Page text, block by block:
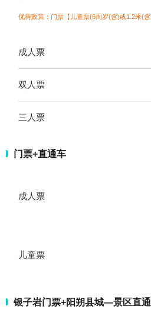
优待政策：门票【儿童票(6周岁(含)或1.2米(
成人票
双人票
三人票
门票+直通车
成人票
儿童票
银子岩门票+阳朔县城—景区直